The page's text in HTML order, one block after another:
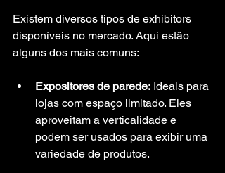
Existem diversos tipos de exhibitors
disponíveis no mercado. Aqui estão
alguns dos mais comuns:
Expositores de parede: Ideais para
lojas com espaço limitado. Eles
aproveitam a verticalidade e
podem ser usados para exibir uma
variedade de produtos.